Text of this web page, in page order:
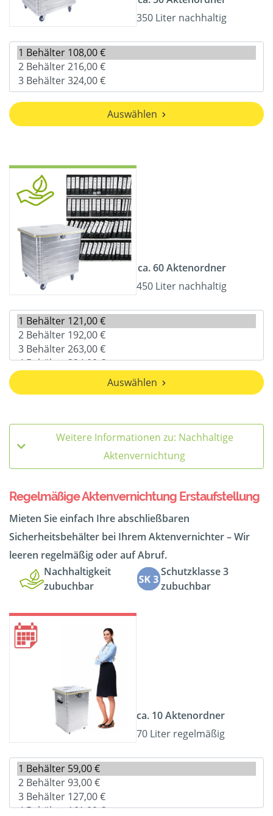
350 Liter nachhaltig
Auswählen
ca. 60 Aktenordner
450 Liter nachhaltig
Auswählen
Weitere Informationen zu: Nachhaltige
Aktenvernichtung
Regelmäßige Aktenvernichtung Erstaufstellung
Mieten Sie einfach Ihre abschließbaren
Sicherheitsbehälter bei Ihrem Aktenvernichter – Wir
leeren regelmäßig oder auf Abruf.
Nachhaltigkeit
zubuchbar
Schutzklasse 3
zubuchbar
ca. 10 Aktenordner
70 Liter regelmäßig